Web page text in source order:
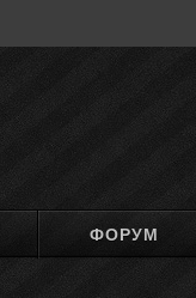
ФОРУМ